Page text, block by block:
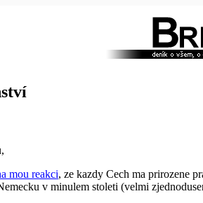
mou reakci, ze kazdy Cech ma prirozene
v minulem stoleti (velmi